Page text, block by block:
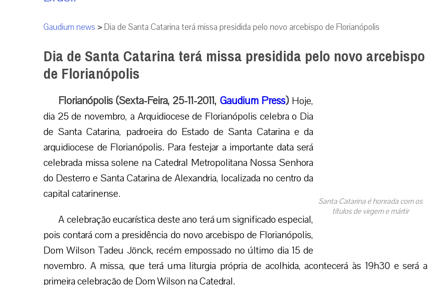
Gaudium news >Dia de Santa Catarina terá missa presidida pelo novo arcebispo de Florianópolis
Dia de Santa Catarina terá missa presidida pelo novo arcebispo
de Florianópolis
Santa Catarina é honrada com os
títulos de virgem e mártir
Florianópolis (Sexta-Feira, 25-11-2011, Gaudium Press) Hoje,
dia 25 de novembro, a Arquidiocese de Florianópolis celebra o Dia
de Santa Catarina, padroeira do Estado de Santa Catarina e da
arquidiocese de Florianópolis. Para festejar a importante data será
celebrada missa solene na Catedral Metropolitana Nossa Senhora
do Desterro e Santa Catarina de Alexandria, localizada no centro da
capital catarinense.
A celebração eucarística deste ano terá um significado especial,
pois contará com a presidência do novo arcebispo de Florianópolis,
Dom Wilson Tadeu Jönck, recém empossado no último dia 15 de
novembro. A missa, que terá uma liturgia própria de acolhida, acontecerá às 19h30 e será a
primeira celebração de Dom Wilson na Catedral.